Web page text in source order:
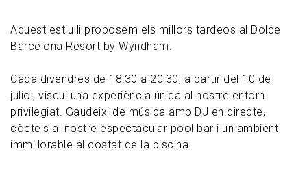
Aquest estiu li proposem els millors tardeos al Dolce
Barcelona Resort by Wyndham.
Cada divendres de 18:30 a 20:30, a partir del 10 de
juliol, visqui una experiència única al nostre entorn
privilegiat. Gaudeixi de música amb DJ en directe,
còctels al nostre espectacular pool bar i un ambient
immillorable al costat de la piscina.